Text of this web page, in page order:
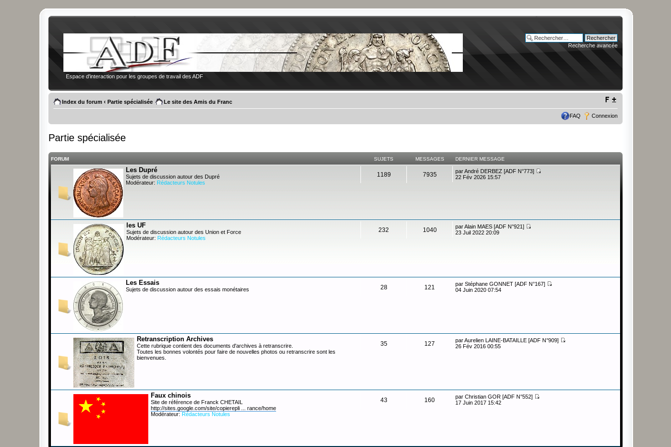
Espace d'interaction pour les groupes de travail des ADF
Recherche avancée
Index du forum ‹ Partie spécialisée Le site des Amis du Franc
FAQ Connexion
Partie spécialisée
FORUM SUJETS MESSAGES DERNIER MESSAGE
Les Dupré
Sujets de discussion autour des Dupré
Modérateur: Rédacteurs Notules
1189 7935 parAndré DERBEZ [ADF N°773]
22 Fév 2026 15:57
les UF
Sujets de discussion autour des Union et Force
Modérateur: Rédacteurs Notules
232 1040 parAlain MAES [ADF N°921]
23 Juil 2022 20:09
Les Essais
Sujets de discussion autour des essais monétaires 28 121 parStéphane GONNET [ADF N°167]
04 Juin 2020 07:54
Retranscription Archives
Cette rubrique contient des documents d'archives à retranscrire.
Toutes les bonnes volontés pour faire de nouvelles photos ou retranscrire sont les
bienvenues.
35 127 parAurelien LAINE-BATAILLE [ADF N°909]
26 Fév 2016 00:55
Faux chinois
Site de référence de Franck CHETAIL
http://sites.google.com/site/copierepli ... rance/home
Modérateur: Rédacteurs Notules
43 160 parChristian GOR [ADF N°552]
17 Juin 2017 15:42